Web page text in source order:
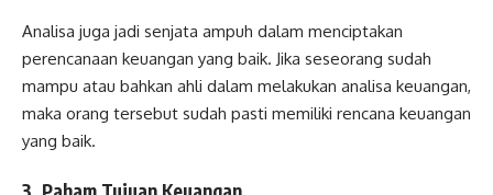
Analisa juga jadi senjata ampuh dalam menciptakan
perencanaan keuangan yang baik. Jika seseorang sudah
mampu atau bahkan ahli dalam melakukan analisa keuangan,
maka orang tersebut sudah pasti memiliki rencana keuangan
yang baik.